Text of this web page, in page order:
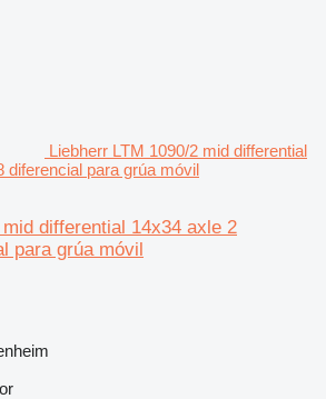
Liebherr LTM 1090/2 mid differential
diferencial para grúa móvil
differential 14x34 axle 2
para grúa móvil